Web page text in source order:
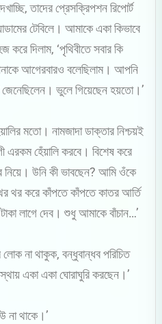
তাদের প্রেসক্রিপশন রিপোর্ট
টেবিলে। আমাকে একা কিভাবে
দিলাম, ‘পৃথিবীতে সবার কি
আগেরবারও বলেছিলাম। আপনি
ভুলে গিয়েছেন হয়তো।’
মতো। নামজাদা ডাক্তার নিশ্চয়ই
এরকম হেঁয়ালি করবে। বিশেষ করে
নিয়ে। উনি কী ভাবছেন? আমি ওঁকে
থর করে কাঁপতে কাঁপতে কাতর আর্তি
লাগে দেব। শুধু আমাকে বাঁচান…’
লোক না থাকুক, বন্ধুবান্ধব পরিচিত
একা একা ঘোরাঘুরি করছেন।’
না থাকে।’